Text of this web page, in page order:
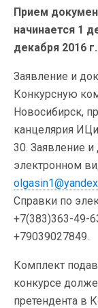
Прием
начинается 1
декабря 2016 г.
Заявление и
Конкурсную
Новосибирск,
канцелярия
30. Заявление
электронном
Справки по
+7(383)363-49-
+79039027849.
Комплект
конкурсе
претендента в